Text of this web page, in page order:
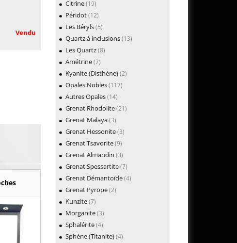
Vendu
Citrine(19)
Péridot(12)
Les Béryls(5)
Quartz à inclusions(13)
Les Quartz(8)
Amétrine(7)
Kyanite (Disthène)(2)
Opales Nobles(117)
Autres Opales(14)
Grenat Rhodolite(21)
Grenat Malaya(3)
Grenat Hessonite(3)
Grenat Tsavorite(9)
Grenat Almandin (3)
Grenat Spessartite(7)
Grenat Démantoïde(4)
Grenat Pyrope(2)
Kunzite(7)
Morganite(3)
Sphalérite(4)
Sphène (Titanite)(4)